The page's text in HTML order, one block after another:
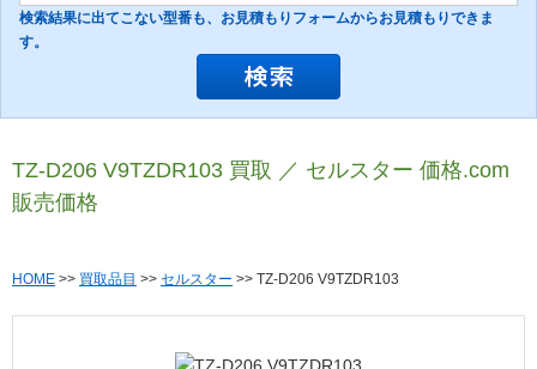
検索結果に出てこない型番も、お見積もりフォームからお見積もりできま
す。
TZ-D206 V9TZDR103 買取 ／ セルスター 価格.com
販売価格
HOME >> 買取品目 >> セルスター >> TZ-D206 V9TZDR103